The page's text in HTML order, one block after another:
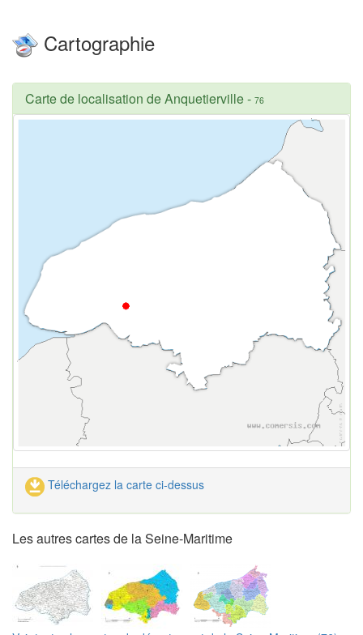
Cartographie
Carte de localisation de Anquetierville- 76
Téléchargez la carte ci-dessus
Les autres cartes de la Seine-Maritime